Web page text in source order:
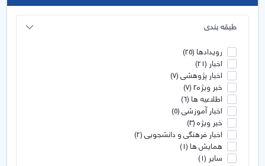
طبقه بندی
رویدادها(25)
اخبار (21)
اخبار پژوهشی(7)
خبر ویژه2 (7)
اطلاعیه ها(6)
اخبار آموزشی(5)
خبر ویژه(3)
اخبار فرهنگی و دانشجویی(2)
همایش ها(1)
سایر (1)